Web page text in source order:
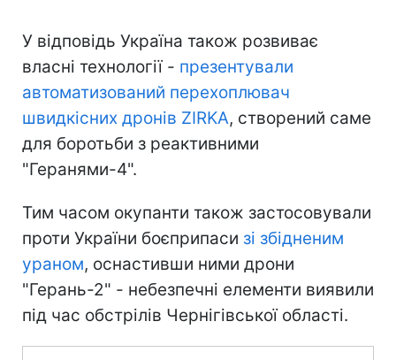
У відповідь Україна також розвиває
власні технології - презентували
автоматизований перехоплювач
швидкісних дронів ZIRKA, створений саме
для боротьби з реактивними
"Геранями-4".
Тим часом окупанти також застосовували
проти України боєприпаси зі збідненим
ураном, оснастивши ними дрони
"Герань-2" - небезпечні елементи виявили
під час обстрілів Чернігівської області.